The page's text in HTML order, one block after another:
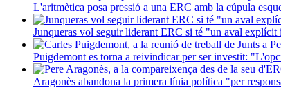
L'aritmètica posa pressió a una ERC amb la cúpula
Junqueras vol seguir liderant ERC si té "un aval
Puigdemont es torna a reivindicar per ser investit:
Aragonès abandona la primera línia política "per